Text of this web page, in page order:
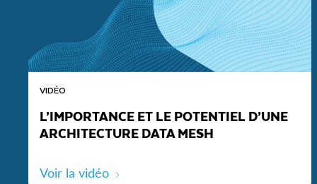
VIDÉO
L’IMPORTANCE ET LE POTENTIEL D’UNE
ARCHITECTURE DATA MESH
Voir la vidéo